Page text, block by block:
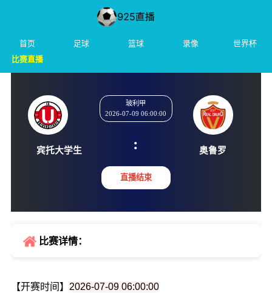
首页 足球 篮球 录像
世界杯
比赛直播
:
比赛详情：
【开赛时间】 2026-07-09 06:00:00